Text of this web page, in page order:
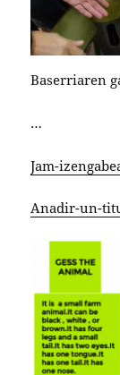
Baserriaren
…
Jam-
Anadir-un-